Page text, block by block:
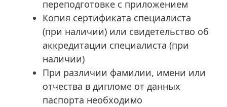
переподготовке с приложением
Копия сертификата специалиста
(при наличии) или свидетельство об
аккредитации специалиста (при
наличии)
При различии фамилии, имени или
отчества в дипломе от данных
паспорта необходимо